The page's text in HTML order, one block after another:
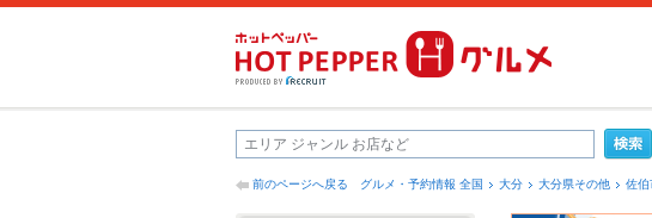
前のページへ戻る グルメ・予約情報 全国 大分 大分県その他 佐伯